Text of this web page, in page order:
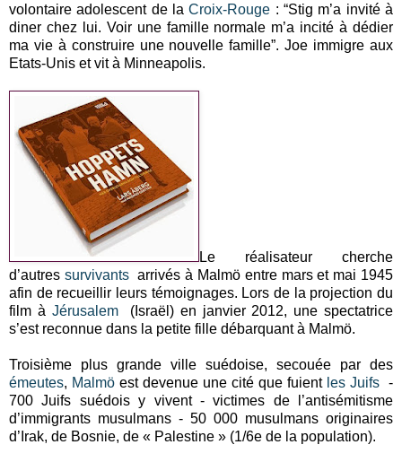
volontaire adolescent de laCroix-Rouge : “Stig m’a invité à
diner chez lui. Voir une famille normale m’a incité à dédier
ma vie à construire une nouvelle famille”. Joe immigre aux
Etats-Unis et vit à Minneapolis.
Le réalisateur cherche
d’autres survivantsarrivés à Malmö entre mars et mai 1945
afin de recueillir leurs témoignages. Lors de la projection du
film à Jérusalem(Israël) en janvier 2012, une spectatrice
s’est reconnue dans la petite fille débarquant à Malmö.
Troisième plus grande ville suédoise, secouée par des
émeutes, Malmö est devenue une cité que fuient les Juifs -
700 Juifs suédois y vivent - victimes de l’antisémitisme
d’immigrants musulmans - 50 000 musulmans originaires
d’Irak, de Bosnie, de « Palestine » (1/6e de la population).